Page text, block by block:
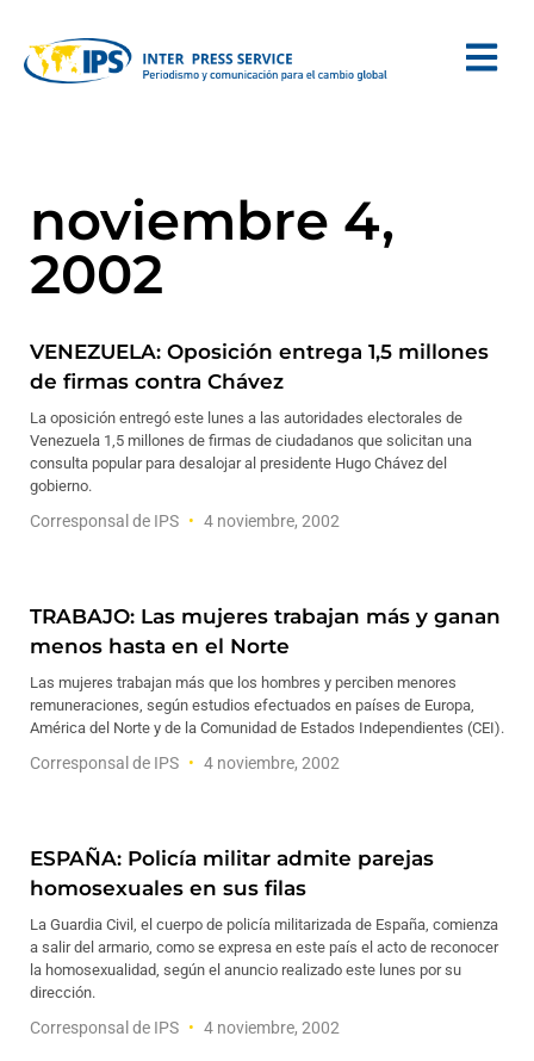
noviembre 4,
2002
VENEZUELA: Oposición entrega 1,5 millones
de firmas contra Chávez
La oposición entregó este lunes a las autoridades electorales de
Venezuela 1,5 millones de firmas de ciudadanos que solicitan una
consulta popular para desalojar al presidente Hugo Chávez del
gobierno.
Corresponsal de IPS 4 noviembre, 2002
TRABAJO: Las mujeres trabajan más y ganan
menos hasta en el Norte
Las mujeres trabajan más que los hombres y perciben menores
remuneraciones, según estudios efectuados en países de Europa,
América del Norte y de la Comunidad de Estados Independientes (CEI).
Corresponsal de IPS 4 noviembre, 2002
ESPAÑA: Policía militar admite parejas
homosexuales en sus filas
La Guardia Civil, el cuerpo de policía militarizada de España, comienza
a salir del armario, como se expresa en este país el acto de reconocer
la homosexualidad, según el anuncio realizado este lunes por su
dirección.
Corresponsal de IPS 4 noviembre, 2002